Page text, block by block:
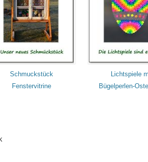
Schmuckstück
Fenstervitrine
Lichtspiele
Bügelperlen-